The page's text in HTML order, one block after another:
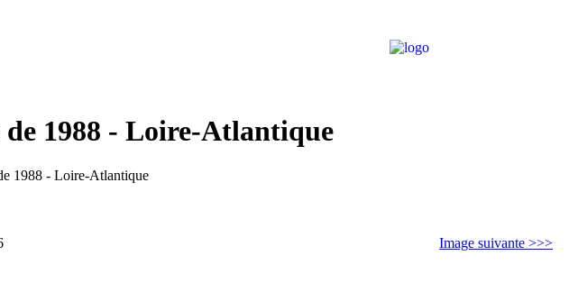
de 1988 - Loire-Atlantique
Image suivante >>>